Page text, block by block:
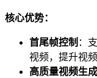
核心优势：
首尾帧控制 ：
视频，提升视
高质量视频生成